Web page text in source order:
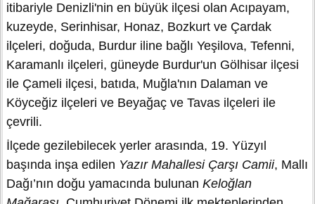
itibariyle Denizli'nin en büyük ilçesi olan Acıpayam,
kuzeyde, Serinhisar, Honaz, Bozkurt ve Çardak
ilçeleri, doğuda, Burdur iline bağlı Yeşilova, Tefenni,
Karamanlı ilçeleri, güneyde Burdur'un Gölhisar ilçesi
ile Çameli ilçesi, batıda, Muğla'nın Dalaman ve
Köyceğiz ilçeleri ve Beyağaç ve Tavas ilçeleri ile
çevrili.
İlçede gezilebilecek yerler arasında, 19. Yüzyıl
başında inşa edilen Yazır Mahallesi Çarşı Camii, Mallı
Dağı’nın doğu yamacında bulunan Keloğlan